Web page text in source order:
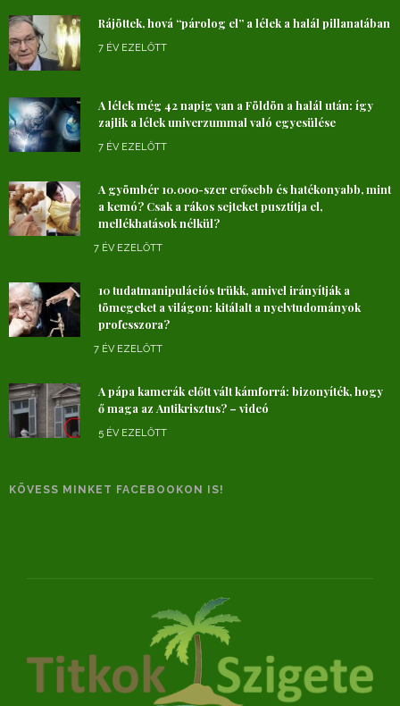
Rájöttek, hová “párolog el” a lélek a halál pillanatában
7 ÉV EZELŐTT
A lélek még 42 napig van a Földön a halál után: így
zajlik a lélek univerzummal való egyesülése
7 ÉV EZELŐTT
A gyömbér 10.000-szer erősebb és hatékonyabb, mint
a kemó? Csak a rákos sejteket pusztítja el,
mellékhatások nélkül?
7 ÉV EZELŐTT
10 tudatmanipulációs trükk, amivel irányítják a
tömegeket a világon: kitálalt a nyelvtudományok
professzora?
7 ÉV EZELŐTT
A pápa kamerák előtt vált kámforrá: bizonyíték, hogy
ő maga az Antikrisztus? – videó
5 ÉV EZELŐTT
KÖVESS MINKET FACEBOOKON IS!